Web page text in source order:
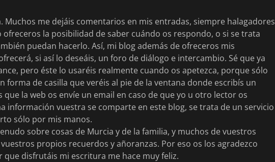
Muchos me dejáis comentarios en mis entradas, siempre halagadores
la posibilidad de saber cuándo os respondo, o si se trata
puedan hacerlo. Así, mi blog además de ofreceros mis
si así lo deseáis, un foro de diálogo e intercambio. Sé que ya
pero éste lo usaréis realmente cuando os apetezca, porque sólo
forma de casilla que veréis al pie de la ventana donde escribís un
la web os envíe un email en caso de que yo u otro lector os
información vuestra se comparte en este blog, se trata de un servicio
sólo por mis manos.
sobre cosas de Murcia y de la familia, y muchos de vuestros
propios recuerdos y añoranzas. Por eso os los agradezco
disfrutáis mi escritura me hace muy feliz.